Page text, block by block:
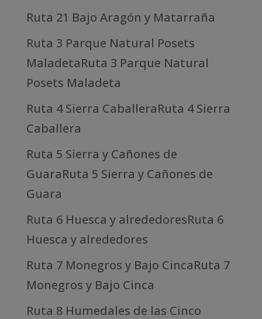
Ruta 21 Bajo Aragón y Matarraña
Ruta 3 Parque Natural Posets
MaladetaRuta 3 Parque Natural
Posets Maladeta
Ruta 4 Sierra CaballeraRuta 4 Sierra
Caballera
Ruta 5 Sierra y Cañones de
GuaraRuta 5 Sierra y Cañones de
Guara
Ruta 6 Huesca y alrededoresRuta 6
Huesca y alrededores
Ruta 7 Monegros y Bajo CincaRuta 7
Monegros y Bajo Cinca
Ruta 8 Humedales de las Cinco